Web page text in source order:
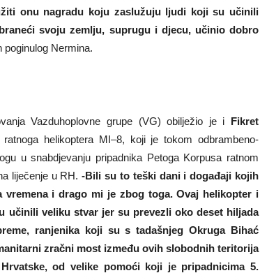
onu nagradu koju zaslužuju ljudi koji su učinili
svoju zemlju, suprugu i djecu, učinio dobro
poginulog Nermina.
Vazduhoplovne grupe (VG) obilježio je i Fikret
helikoptera MI–8, koji je tokom odbrambeno-
u snabdjevanju pripadnika Petoga Korpusa ratnom
liječenje u RH.-Bili su to teški dani i događaji kojih
i drago mi je zbog toga. Ovaj helikopter i
učinili veliku stvar jer su prevezli oko deset hiljada
ranjenika koji su s tadašnjeg Okruga Bihać
zračni most između ovih slobodnih teritorija
od velike pomoći koji je pripadnicima 5.